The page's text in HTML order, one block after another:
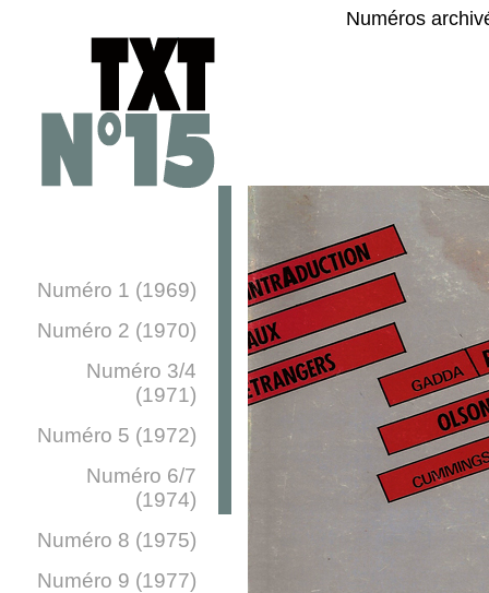
Numéro 1 (1969)
Numéro 2 (1970)
Numéro 3/4
(1971)
Numéro 5 (1972)
Numéro 6/7
(1974)
Numéro 8 (1975)
Numéro 9 (1977)
Numéros